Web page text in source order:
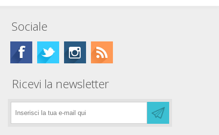
Sociale
Ricevi la newsletter